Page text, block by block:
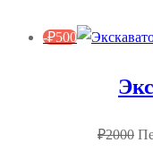
-₽500
₽2000